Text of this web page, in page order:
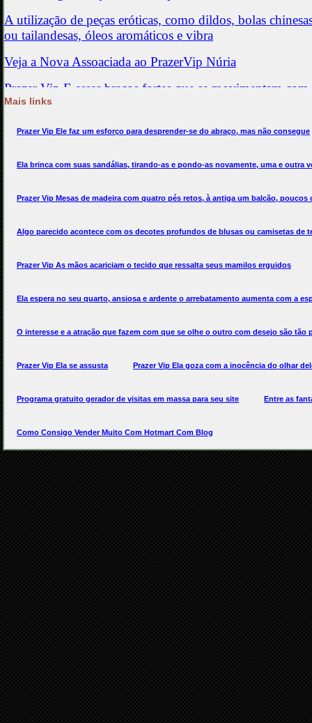
Mais links
Prazer Vip Ele faz um esforço para desprender-se do abraço, mas não consegue
Ela brinca com suas sandálias, tirando-as e pondo-as novamente, uma e outra
Prazer Vip Mesas de madeira com quatro pés retos, à antiga um balcão, poucos
Algo parecido acontece com os decotes profundos de blusas ou camisetas de
Prazer Vip As mãos acariciam o tecido que ressalta seus mamilos erguidos
Ela espera no seu quarto, ansiosa e ardente o arrebatamento aumenta com a
O interesse e a atração que fazem com que se olhe o outro com desejo são tão
Prazer Vip Ela se assusta Prazer Vip Ela goza com a inocência do olhar
Programa gratuito gerador de visitas em massa para seu site Entre as
Como Consigo Vender Muito Com Hotmart Com Blog